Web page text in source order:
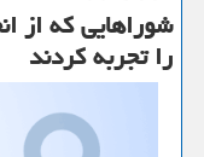
شوراهایی كه از
را تجربه كردند